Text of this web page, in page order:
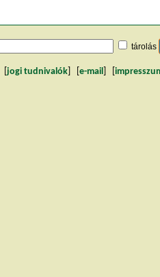
tárolás
jogi tudnivalók e-mail